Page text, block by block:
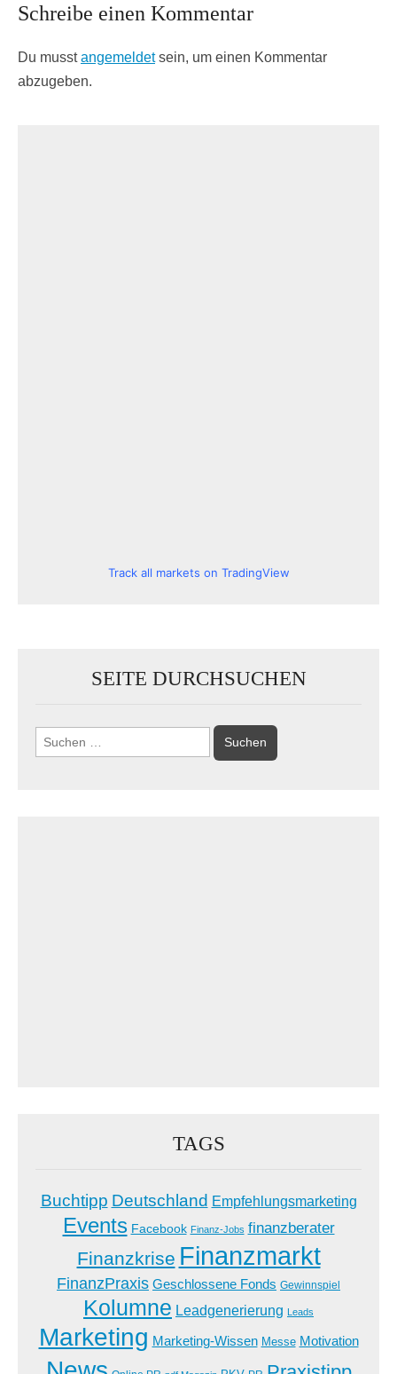
Schreibe einen Kommentar
Du musstangemeldetsein, um einen Kommentar
abzugeben.
Track all markets on TradingView
SEITE DURCHSUCHEN
Suchen
nach:
TAGS
Buchtipp Deutschland Empfehlungsmarketing
Events Facebook Finanz-Jobs finanzberater
Finanzkrise Finanzmarkt
FinanzPraxis Geschlossene Fonds Gewinnspiel
Kolumne Leadgenerierung Leads
Marketing Marketing-Wissen Messe Motivation